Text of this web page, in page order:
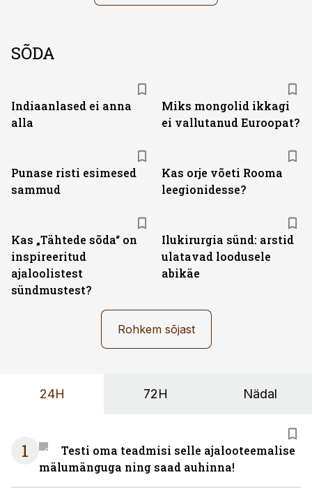
SÕDA
Indiaanlased ei anna
alla
Miks mongolid ikkagi
ei vallutanud Euroopat?
Punase risti esimesed
sammud
Kas orje võeti Rooma
leegionidesse?
Kas „Tähtede sõda“ on
inspireeritud
ajaloolistest
sündmustest?
Ilukirurgia sünd: arstid
ulatavad loodusele
abikäe
Rohkem sõjast
24H 72H Nädal
1
Testi oma teadmisi selle ajalooteemalise
mälumänguga ning saad auhinna!